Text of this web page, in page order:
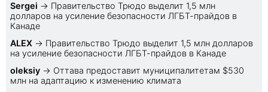
Sеrgei → Правительство Трюдо выделит 1,5 млн
долларов на усиление безопасности ЛГБТ-прайдов в
Канаде
ALEX → Правительство Трюдо выделит 1,5 млн долларов
на усиление безопасности ЛГБТ-прайдов в Канаде
oleksiy → Оттава предоставит муниципалитетам $530
млн на адаптацию к изменению климата